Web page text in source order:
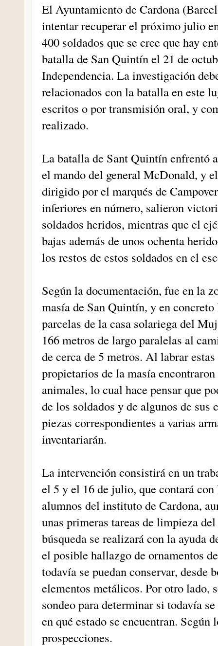
El Ayuntamiento de Cardona
intentar recuperar el próximo julio
400 soldados que se cree que hay
batalla de San Quintín el 21 de
Independencia. La investigación
relacionados con la batalla en este
escritos o por transmisión oral, y
realizado.
La batalla de Sant Quintín enfrentó
el mando del general McDonald, y
dirigido por el marqués de
inferiores en número, salieron
soldados heridos, mientras que el
bajas además de unos ochenta
los restos de estos soldados en el
Según la documentación, fue en la
masía de San Quintín, y en
parcelas de la casa solariega del
166 metros de largo paralelas al
de cerca de 5 metros. Al labrar
propietarios de la masía
animales, lo cual hace pensar que
de los soldados y de algunos de
piezas correspondientes a varias
inventariarán.
La intervención consistirá en un
el 5 y el 16 de julio, que contará
alumnos del instituto de Cardona,
unas primeras tareas de limpieza
búsqueda se realizará con la ayuda
el posible hallazgo de ornamentos
todavía se puedan conservar, desde
elementos metálicos. Por otro lado,
sondeo para determinar si todavía
en qué estado se encuentran.
prospecciones.